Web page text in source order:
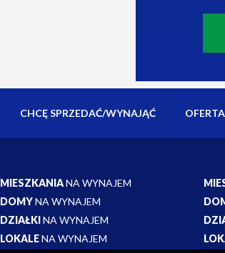
CHCĘ SPRZEDAĆ/WYNAJĄĆ OFERTA
MIESZKANIANA WYNAJEM
DOMYNA WYNAJEM
DZIAŁKINA WYNAJEM
LOKALENA WYNAJEM